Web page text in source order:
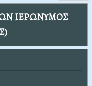
ΙΕΡΩΝΥΜΟΣ